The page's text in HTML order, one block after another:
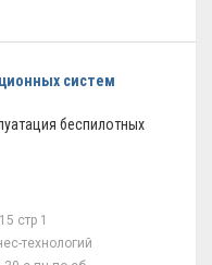
систем
беспилотных
стр 1
технологий